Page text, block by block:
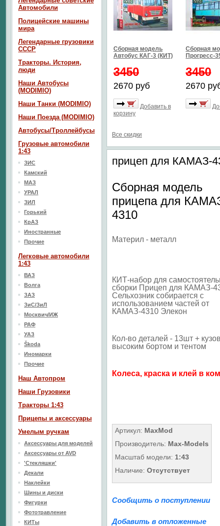
Сборная модель
Автобус КАГ-3 (КИТ)
3450
2670 руб
Добавить в
корзину
Сборная
Прогресс-
3450
2670
Все скидки
прицеп для КАМАЗ-
Сборная модель
прицепа для
4310
Материл - металл
КИТ-набор для
сборки Прицеп для КАМАЗ-
Сельхозник собирается с
использованием частей от
КАМАЗ-4310 Элекон
Кол-во деталей - 13шт +
высоким бортом и тентом
Колеса, краска и клей в
Артикул: MaxMod
Производитель: Max-Models
Масштаб модели: 1:43
Наличие: Отсутствует
Сообщить о поступлении
Добавить в отложенные
Автомобили
Полицейские машины
мира
Легендарные грузовики
СССР
Тракторы. История,
люди
Наши Автобусы
(MODIMIO)
Наши Танки (MODIMIO)
Наши Поезда (MODIMIO)
Автобусы/Троллейбусы
Грузовые автомобили
1:43
ЗИС
Камский
МАЗ
УРАЛ
ЗИЛ
Горький
КрАЗ
Иностранные
Прочие
Легковые автомобили
1:43
ВАЗ
Волга
ЗАЗ
ЗиС/ЗиЛ
Москвич/ИЖ
РАФ
УАЗ
Škoda
Иномарки
Прочие
Наш Aвтопром
Наши Грузовики
Тракторы 1:43
Прицепы и аксессуары
Умелым ручкам
Аксессуары для моделей
Аксессуары от AVD
'Стекляшки'
Декали
Наклейки
Шины и диски
Фигурки
Фототравление
КИТы